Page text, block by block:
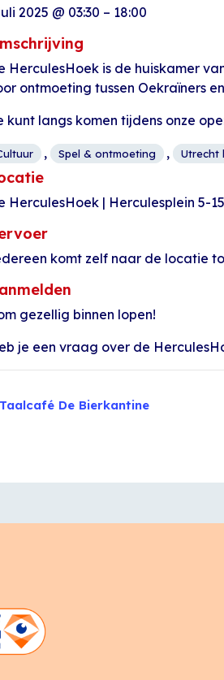
2025 @ 03:30 – 18:00
HerculesHoek is de huiskamer
ontmoeting tussen Oekraïners
kunt langs komen tijdens onze
, Spel & ontmoeting , Utrecht
HerculesHoek | Herculesplein 5-15
komt zelf naar de locatie
gezellig binnen lopen!
je een vraag over de
Taalcafé De Bierkantine